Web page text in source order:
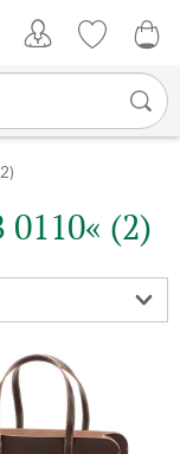
(2)